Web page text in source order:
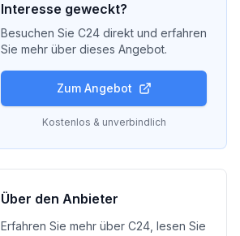
Interesse geweckt?
Besuchen Sie C24 direkt und erfahren
Sie mehr über dieses Angebot.
Zum Angebot
Kostenlos & unverbindlich
Über den Anbieter
Erfahren Sie mehr über C24 , lesen Sie